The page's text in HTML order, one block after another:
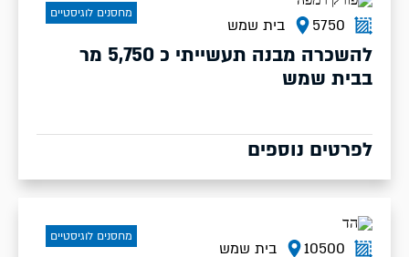
5750 בית שמש
להשכרה מבנה תעשייתי כ 5,750 מר
בבית שמש
לפרטים נוספים
מחסנים לוגיסטיים
10500 בית שמש
מחסנים לוגיסטיים